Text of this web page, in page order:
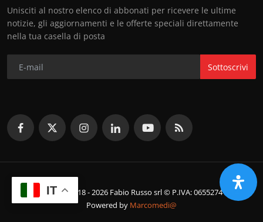
Unisciti al nostro elenco di abbonati per ricevere le ultime
notizie, gli aggiornamenti e le offerte speciali direttamente
nella tua casella di posta
Sottoscrivi
© Copyright 2018 - 2026 Fabio Russo srl © P.IVA: 06552741214
Powered by Marcomedi@
IT